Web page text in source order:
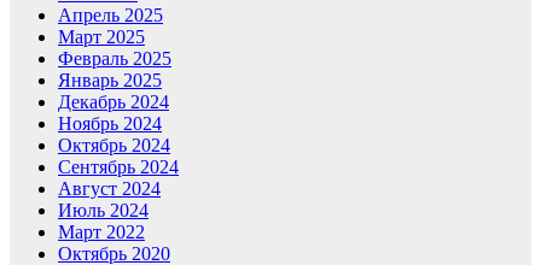
Апрель 2025
Март 2025
Февраль 2025
Январь 2025
Декабрь 2024
Ноябрь 2024
Октябрь 2024
Сентябрь 2024
Август 2024
Июль 2024
Март 2022
Октябрь 2020